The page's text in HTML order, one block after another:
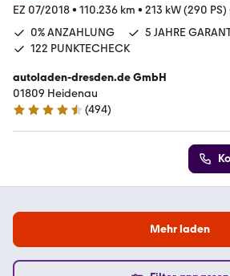
EZ 07/2018• 110.236 km • 213 kW (290 PS)
0% ANZAHLUNG
5 JAHRE
122 PUNKTECHECK
autoladen-dresden.de GmbH
01809 Heidenau
4.5 Sterne
(494)
Mehr laden